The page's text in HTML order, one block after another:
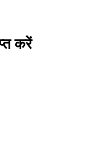
करें